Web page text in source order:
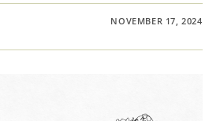
NOVEMBER 17, 2024